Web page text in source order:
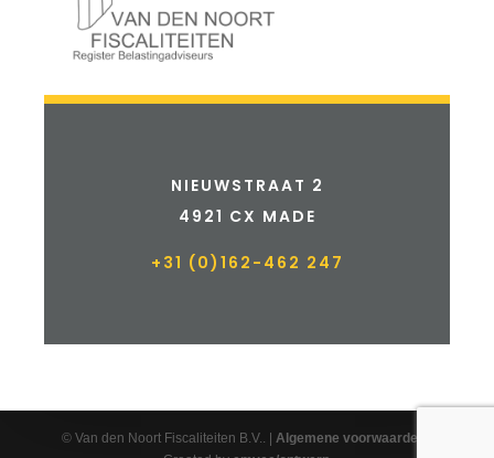
NIEUWSTRAAT 2
4921 CX MADE
+31 (0)162-462 247
© Van den Noort Fiscaliteiten B.V.. | Algemene voorwaarden